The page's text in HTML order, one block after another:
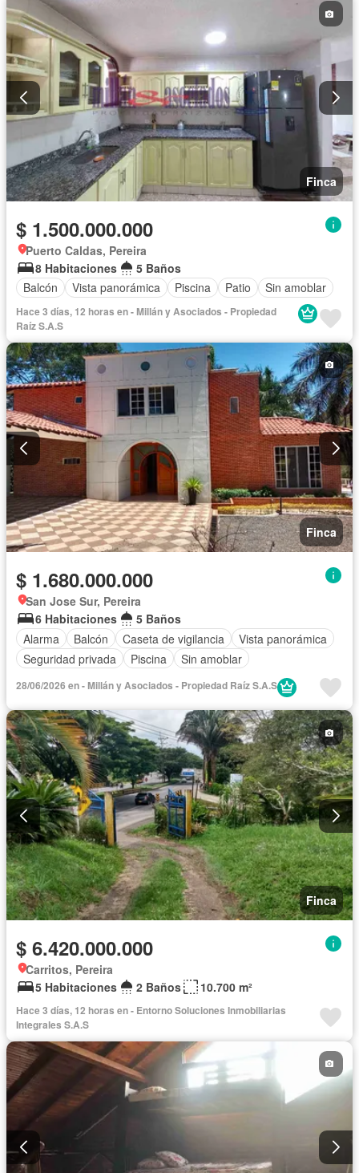
Finca
$ 1.500.000.000
Puerto Caldas, Pereira
8 Habitaciones
5 Baños
Balcón
Vista panorámica Piscina Patio Sin amoblar
Hace 3 días, 12 horas en - Millán y Asociados - Propiedad
Raíz S.A.S
Finca
$ 1.680.000.000
San Jose Sur, Pereira
6 Habitaciones
5 Baños
Alarma
Balcón Caseta de vigilancia
Vista panorámica
Seguridad privada
Piscina Sin amoblar
28/06/2026 en - Millán y Asociados - Propiedad Raíz S.A.S
Finca
$ 6.420.000.000
Carritos, Pereira
5 Habitaciones
2 Baños 10.700 m²
Hace 3 días, 12 horas en - Entorno Soluciones Inmobiliarias
Integrales S.A.S